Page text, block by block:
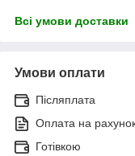
Всі умови доставки
Умови оплати
Післяплата
Оплата на
Готівкою